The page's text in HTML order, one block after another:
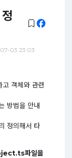
03 23:03
고 객체와 관련
방법을 안내
정의해서 타
파일을